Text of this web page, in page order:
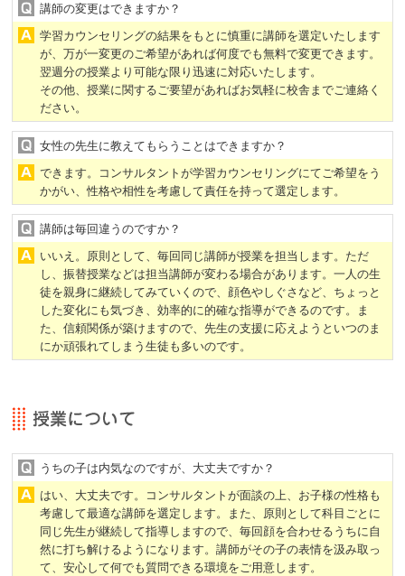
講師の変更はできますか？
学習カウンセリングの結果をもとに慎重に講師を選定いたします
が、万が一変更のご希望があれば何度でも無料で変更できます。
翌週分の授業より可能な限り迅速に対応いたします。
その他、授業に関するご要望があればお気軽に校舎までご連絡く
ださい。
女性の先生に教えてもらうことはできますか？
できます。コンサルタントが学習カウンセリングにてご希望をう
かがい、性格や相性を考慮して責任を持って選定します。
講師は毎回違うのですか？
いいえ。原則として、毎回同じ講師が授業を担当します。ただ
し、振替授業などは担当講師が変わる場合があります。一人の生
徒を親身に継続してみていくので、顔色やしぐさなど、ちょっと
した変化にも気づき、効率的に的確な指導ができるのです。ま
た、信頼関係が築けますので、先生の支援に応えようといつのま
にか頑張れてしまう生徒も多いのです。
うちの子は内気なのですが、大丈夫ですか？
はい、大丈夫です。コンサルタントが面談の上、お子様の性格も
考慮して最適な講師を選定します。また、原則として科目ごとに
同じ先生が継続して指導しますので、毎回顔を合わせるうちに自
然に打ち解けるようになります。講師がその子の表情を汲み取っ
て、安心して何でも質問できる環境をご用意します。